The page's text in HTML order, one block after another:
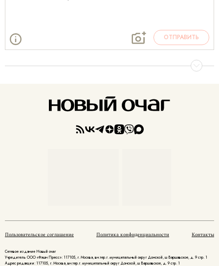
ОТПРАВИТЬ
Пользовательское соглашение Политика конфиденциальности Контакты
Сетевое издание Новый очаг
Учредитель ООО «Фэшн Пресс»: 117105, г. Москва, вн.тер.г. муниципальный округ Донской, ш Варшавское, д. 9 стр. 1
Адрес редакции: 117105, г. Москва, вн.тер.г. муниципальный округ Донской, ш Варшавское, д. 9 стр. 1